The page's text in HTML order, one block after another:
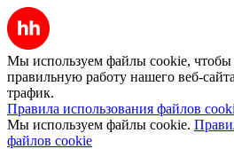
Мы используем файлы cookie, чтобы
правильную работу нашего веб-
трафик.
Правила использования файлов
Мы используем файлы cookie.
файлов cookie